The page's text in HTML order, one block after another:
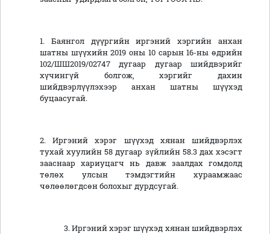
1. Баянгол дүүргийн иргэний хэргийн анхан
шатны шүүхийн 2019 оны 10 сарын 16-ны өдрийн
102/ШШ2019/02747 дугаар дугаар шийдвэрийг
хүчингүй болгож, хэргийг дахин
шийдвэрлүүлэхээр анхан шатны шүүхэд
буцаасугай.
2. Иргэний хэрэг шүүхэд хянан шийдвэрлэх
тухай хуулийн 58 дугаар зүйлийн 58.3 дах хэсэгт
зааснаар хариуцагч нь давж заалдах гомдолд
төлөх улсын тэмдэгтийн хураамжаас
чөлөөлөгдсөн болохыг дурдсугай.
3. Иргэний хэрэг шүүхэд хянан шийдвэрлэх